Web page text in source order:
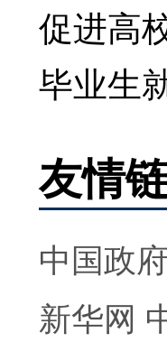
促进高
毕业生
友情
中国政
新华网